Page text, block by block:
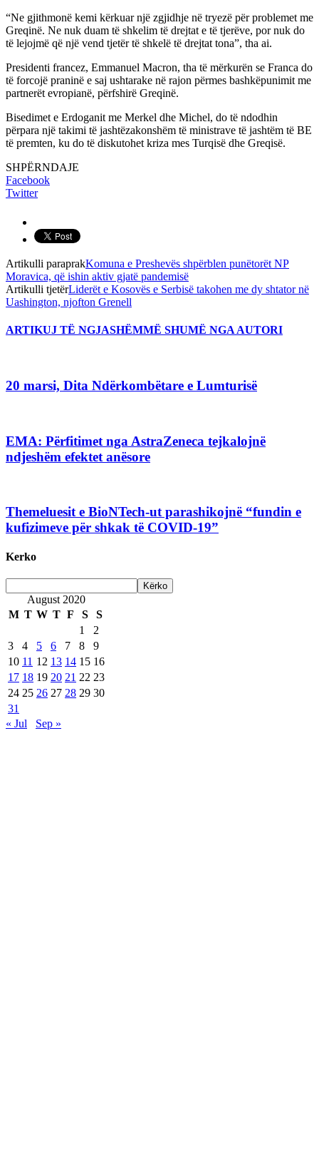
“Ne gjithmonë kemi kërkuar një zgjidhje në tryezë për problemet me
Greqinë. Ne nuk duam të shkelim të drejtat e të tjerëve, por nuk do
të lejojmë që një vend tjetër të shkelë të drejtat tona”, tha ai.
Presidenti francez, Emmanuel Macron, tha të mërkurën se Franca do
të forcojë praninë e saj ushtarake në rajon përmes bashkëpunimit me
partnerët evropianë, përfshirë Greqinë.
Bisedimet e Erdoganit me Merkel dhe Michel, do të ndodhin
përpara një takimi të jashtëzakonshëm të ministrave të jashtëm të BE
të premten, ku do të diskutohet kriza mes Turqisë dhe Greqisë.
SHPËRNDAJE
Facebook
Twitter
Artikulli paraprakKomuna e Preshevës shpërblen punëtorët NP
Moravica, që ishin aktiv gjatë pandemisë
Artikulli tjetërLiderët e Kosovës e Serbisë takohen me dy shtator në
Uashington, njofton Grenell
ARTIKUJ TË NGJASHËMMË SHUMË NGA AUTORI
20 marsi, Dita Ndërkombëtare e Lumturisë
EMA: Përfitimet nga AstraZeneca tejkalojnë
ndjeshëm efektet anësore
Themeluesit e BioNTech-ut parashikojnë “fundin e
kufizimeve për shkak të COVID-19”
Kerko
August 2020
M T W T F S
S
1
2
3
4 5 6 7 8
9
10 11 12 13 14 15 16
17 18 19 20 21 22 23
24 25 26 27 28 29 30
31
« Jul
Sep »